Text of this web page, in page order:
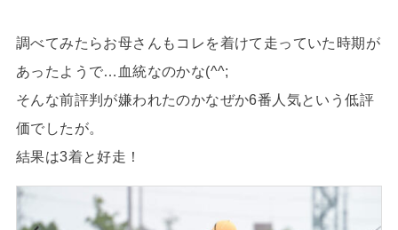
調べてみたらお母さんもコレを着けて走っていた時期が
あったようで…血統なのかな(^^;
そんな前評判が嫌われたのかなぜか6番人気という低評
価でしたが。
結果は3着と好走！